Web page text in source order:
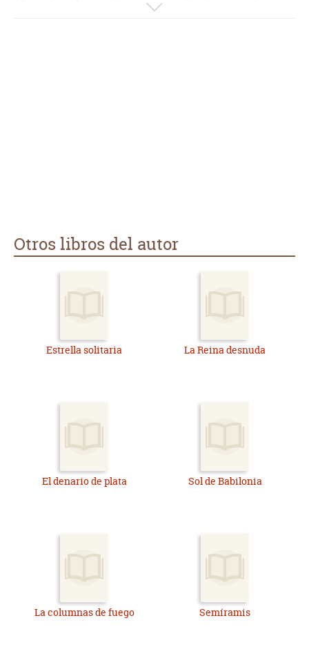
Otros libros del autor
Estrella solitaria La Reina desnuda
El denario de plata Sol de Babilonia
La columnas de fuego Semíramis